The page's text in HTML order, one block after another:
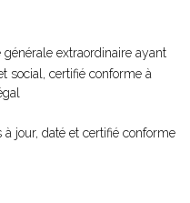
extraordinaire ayant
social, certifié conforme à
jour, daté et certifié conforme